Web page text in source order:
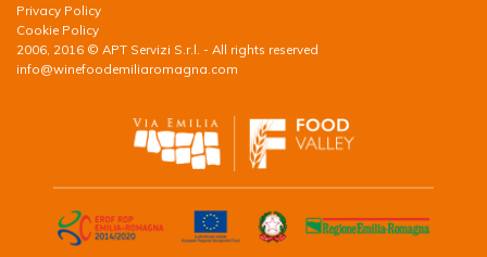
Privacy Policy
Cookie Policy
2006, 2016 © APT Servizi S.r.l. - All rights reserved
info@winefoodemiliaromagna.com